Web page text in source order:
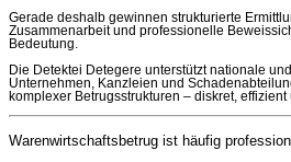
Gerade deshalb gewinnen strukturierte
Zusammenarbeit und professionelle
Bedeutung.
Die Detektei Detegere unterstützt nationale
Unternehmen, Kanzleien und
komplexer Betrugsstrukturen – diskret, effizient
Warenwirtschaftsbetrug ist häufig